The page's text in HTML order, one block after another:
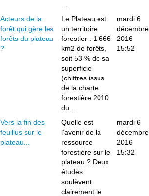
Acteurs de la
forêt qui gère les
forêts du plateau
?
Le Plateau est
un territoire
forestier : 1 666
km2 de forêts,
soit 53 % de sa
superficie
(chiffres issus
de la charte
forestière 2010
du ...
mardi 6
décembre
2016
15:52
Vers la fin des
feuillus sur le
plateau...
Quelle est
l’avenir de la
ressource
forestière sur le
plateau ? Deux
études
soulèvent
clairement le
mardi 6
décembre
2016
15:32